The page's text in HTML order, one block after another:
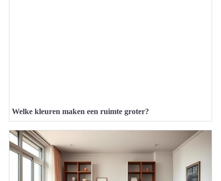
Welke kleuren maken een ruimte groter?